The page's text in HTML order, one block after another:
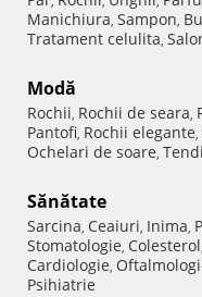
Manichiura, Sampon,
Tratament celulita,
Modă
Rochii, Rochii de seara,
Pantofi, Rochii elegante,
Ochelari de soare,
Sănătate
Sarcina, Ceaiuri, Inima,
Stomatologie, Colesterol,
Cardiologie,
Psihiatrie